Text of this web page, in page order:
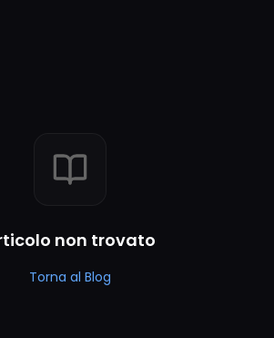
non trovato
Torna al Blog